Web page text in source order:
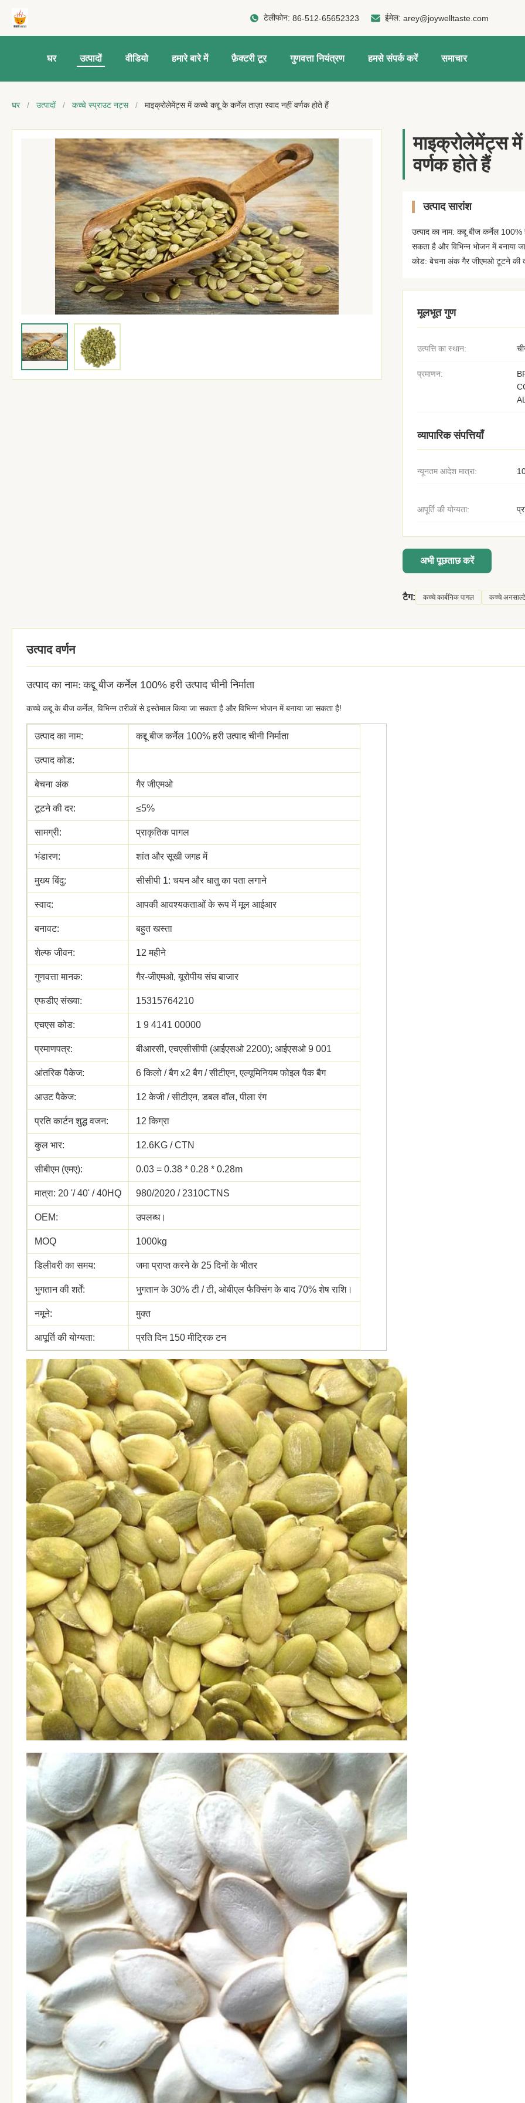
टेलीफोन: 86-512-65652323 ईमेल: arey@joywelltaste.com
घर उत्पादों वीडियो हमारे बारे में फ़ैक्टरी टूर गुणवत्ता नियंत्रण हमसे संपर्क करें समाचार
घर / उत्पादों / कच्चे स्प्राउट नट्स / माइक्रोलेमेंट्स में कच्चे कद्दू के कर्नेल ताज़ा स्वाद नहीं वर्णक होते हैं
माइक्रोलेमेंट्स में
वर्णक होते हैं
उत्पाद सारांश
उत्पाद का नाम: कद्दू बीज कर्नेल 100%
सकता है और विभिन्न भोजन में बनाया जा
कोड: बेचना अंक गैर जीएमओ टूटने की
मूलभूत गुण
उत्पत्ति का स्थान:
प्रमाणन:
व्यापारिक संपत्तियाँ
न्यूनतम आदेश मात्रा:
आपूर्ति की योग्यता:
अभी पूछताछ करें
टैग: कच्चे कार्बनिक पागल कच्चे
उत्पाद वर्णन
उत्पाद का नाम: कद्दू बीज कर्नेल 100% हरी उत्पाद चीनी निर्माता
कच्चे कद्दू के बीज कर्नेल, विभिन्न तरीकों से इस्तेमाल किया जा सकता है और विभिन्न भोजन में बनाया जा सकता है!
उत्पाद का नाम: कद्दू बीज कर्नेल 100% हरी उत्पाद चीनी निर्माता
उत्पाद कोड:
बेचना अंक गैर जीएमओ
टूटने की दर: ≤5%
सामग्री: प्राकृतिक पागल
भंडारण: शांत और सूखी जगह में
मुख्य बिंदु: सीसीपी 1: चयन और धातु का पता लगाने
स्वाद: आपकी आवश्यकताओं के रूप में मूल आईआर
बनावट: बहुत खस्ता
शेल्फ जीवन: 12 महीने
गुणवत्ता मानक: गैर-जीएमओ, यूरोपीय संघ बाजार
एफडीए संख्या: 15315764210
एचएस कोड: 1 9 4141 00000
प्रमाणपत्र: बीआरसी, एचएसीसीपी (आईएसओ 2200); आईएसओ 9 001
आंतरिक पैकेज: 6 किलो / बैग x2 बैग / सीटीएन, एल्यूमिनियम फोइल पैक बैग
आउट पैकेज: 12 केजी / सीटीएन, डबल वॉल, पीला रंग
प्रति कार्टन शुद्ध वजन: 12 किग्रा
कुल भार: 12.6KG / CTN
सीबीएम (एमए): 0.03 = 0.38 * 0.28 * 0.28m
मात्रा: 20 '/ 40' / 40HQ 980/2020 / 2310CTNS
OEM: उपलब्ध।
MOQ 1000kg
डिलीवरी का समय: जमा प्राप्त करने के 25 दिनों के भीतर
भुगतान की शर्तें: भुगतान के 30% टी / टी, ओबीएल फैक्सिंग के बाद 70% शेष राशि।
नमूने: मुक्त
आपूर्ति की योग्यता: प्रति दिन 150 मीट्रिक टन